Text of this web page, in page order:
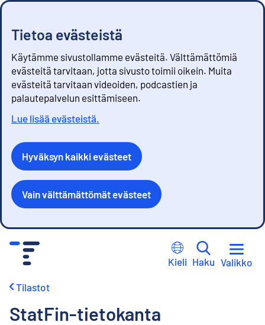
Tietoa evästeistä
Käytämme sivustollamme evästeitä. Välttämättömiä
evästeitä tarvitaan, jotta sivusto toimii oikein. Muita
evästeitä tarvitaan videoiden, podcastien ja
palautepalvelun esittämiseen.
Lue lisää evästeistä.
Hyväksyn kaikki evästeet
Vain välttämättömät evästeet
Kieli Haku Valikko
Tilastot
StatFin-tietokanta